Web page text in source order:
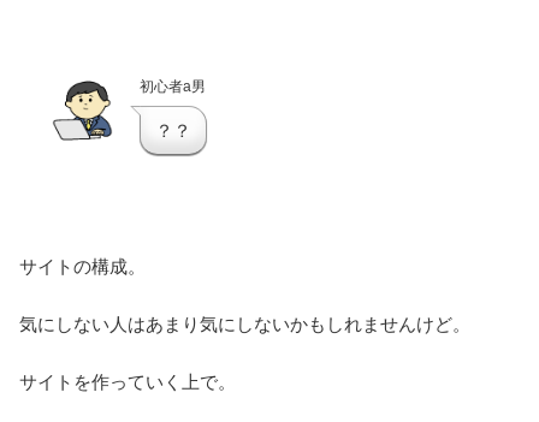
初心者a男
？？
サイトの構成。
気にしない人はあまり気にしないかもしれませんけど。
サイトを作っていく上で。